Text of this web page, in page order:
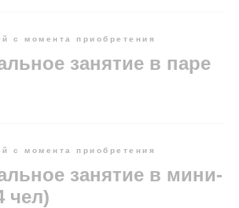
с момента приобретения
занятие в паре
с момента приобретения
занятие в мини-
чел)